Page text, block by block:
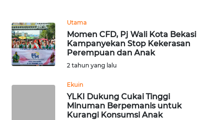
Utama
Momen CFD, Pj Wali Kota Bekasi
Kampanyekan Stop Kekerasan
Perempuan dan Anak
2 tahun yang lalu
Ekuin
YLKI Dukung Cukai Tinggi
Minuman Berpemanis untuk
Kurangi Konsumsi Anak
WN
PAKPAK